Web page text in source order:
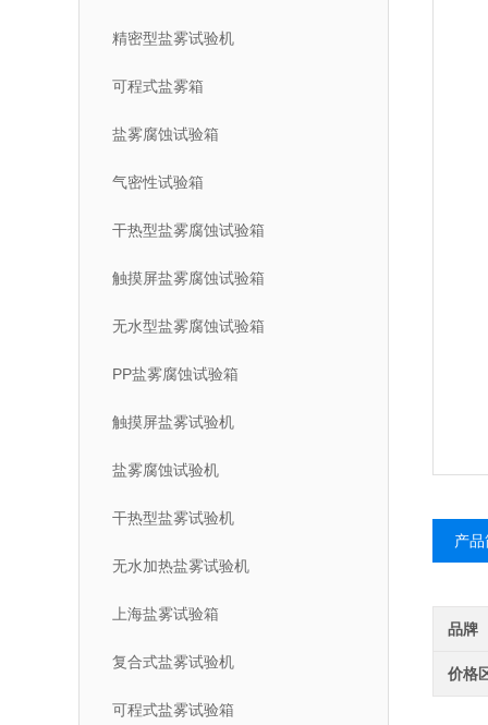
精密型盐雾试验机
可程式盐雾箱
盐雾腐蚀试验箱
气密性试验箱
干热型盐雾腐蚀试验箱
触摸屏盐雾腐蚀试验箱
无水型盐雾腐蚀试验箱
PP盐雾腐蚀试验箱
触摸屏盐雾试验机
盐雾腐蚀试验机
干热型盐雾试验机
无水加热盐雾试验机
上海盐雾试验箱
复合式盐雾试验机
可程式盐雾试验箱
产
品牌
价格